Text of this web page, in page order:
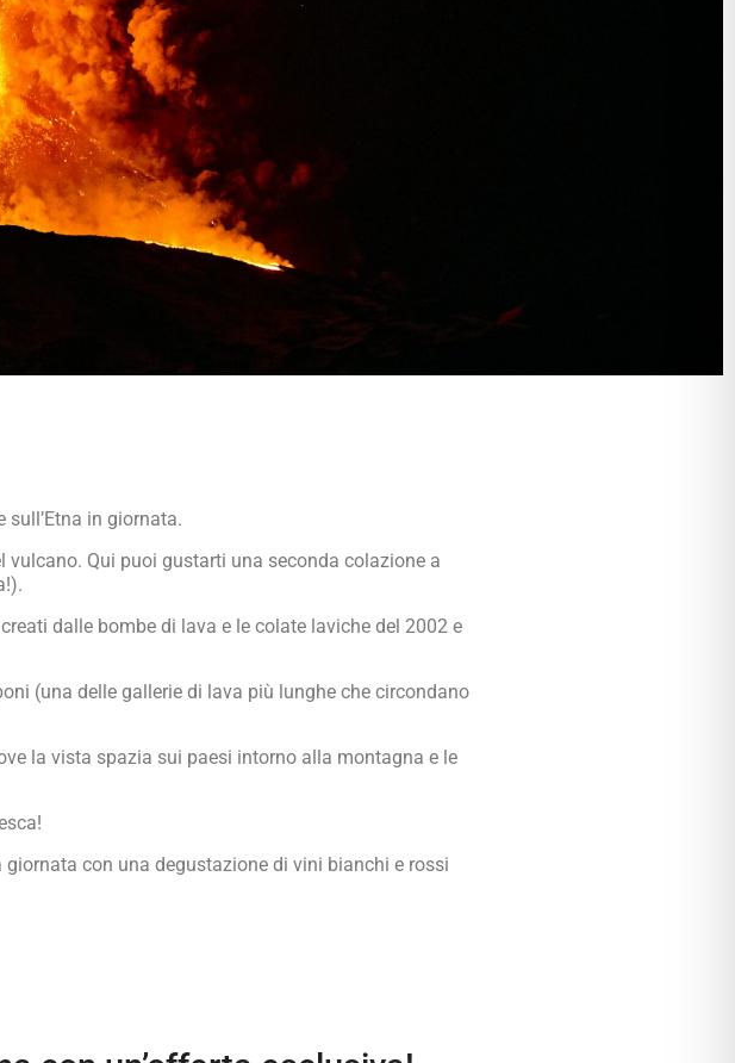
sull’Etna in giornata.
Qui puoi gustarti una seconda colazione a
dalle bombe di lava e le colate laviche del 2002 e
(una delle gallerie di lava più lunghe che circondano
la vista spazia sui paesi intorno alla montagna e le
giornata con una degustazione di vini bianchi e rossi